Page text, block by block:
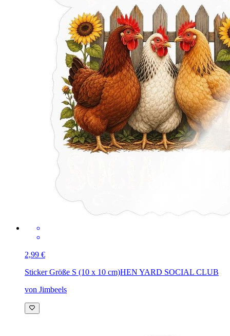
2,99 €
Sticker Größe S (10 x 10 cm)HEN YARD SOCIAL CLUB
von Jimbeels